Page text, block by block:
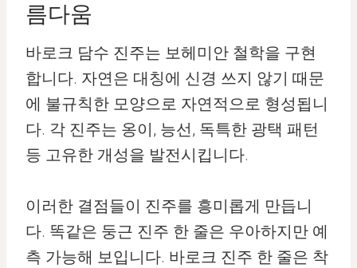
름다움
바로크 담수 진주는 보헤미안 철학을 구현
합니다. 자연은 대칭에 신경 쓰지 않기 때문
에 불규칙한 모양으로 자연적으로 형성됩니
다. 각 진주는 옹이, 능선, 독특한 광택 패턴
등 고유한 개성을 발전시킵니다.
이러한 결점들이 진주를 흥미롭게 만듭니
다. 똑같은 둥근 진주 한 줄은 우아하지만 예
측 가능해 보입니다. 바로크 진주 한 줄은 착